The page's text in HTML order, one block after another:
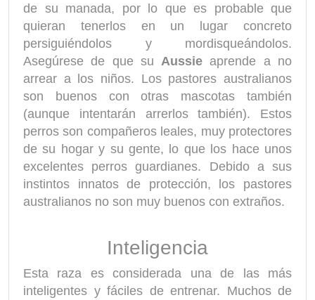
de su manada, por lo que es probable que
quieran tenerlos en un lugar concreto
persiguiéndolos y mordisqueándolos.
Asegúrese de que su Aussie aprende a no
arrear a los niños. Los pastores australianos
son buenos con otras mascotas también
(aunque intentarán arrerlos también). Estos
perros son compañeros leales, muy protectores
de su hogar y su gente, lo que los hace unos
excelentes perros guardianes. Debido a sus
instintos innatos de protección, los pastores
australianos no son muy buenos con extraños.
Inteligencia
Esta raza es considerada una de las más
inteligentes y fáciles de entrenar. Muchos de